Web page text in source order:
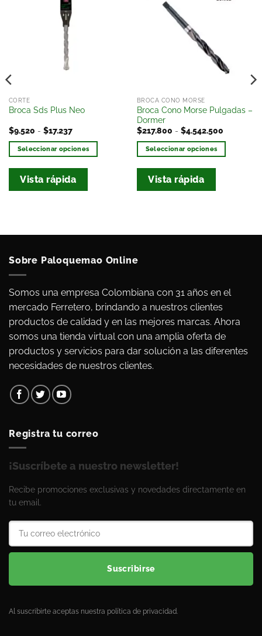
CORTE
Broca Sds Plus Neo
$9.520 - $17.237
Seleccionar opciones
Vista rápida
BROCA CONO MORSE
Broca Cono Morse Pulgadas –
Dormer
$217.800 - $4.542.500
Seleccionar opciones
Vista rápida
Sobre Paloquemao Online
Somos una empresa Colombiana con 31 años en el
mercado Ferretero, brindando a nuestros clientes
productos de calidad y en las mejores marcas. Ahora
somos una tienda virtual con una amplia oferta de
productos y servicios para dar solución a las diferentes
necesidades de nuestros clientes.
Registra tu correo
¡Suscríbete a nuestro newsletter!
Recibe promociones exclusivas y novedades directamente en
tu email.
Suscribirse
Al suscribirte aceptas nuestra política de privacidad.